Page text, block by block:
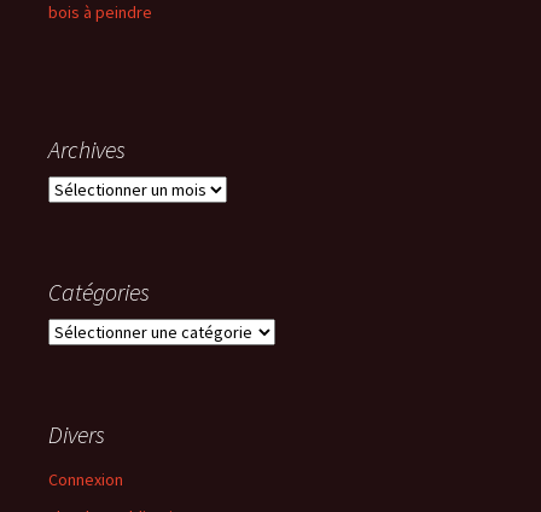
bois à peindre
Archives
Archives
Catégories
Catégories
Divers
Connexion